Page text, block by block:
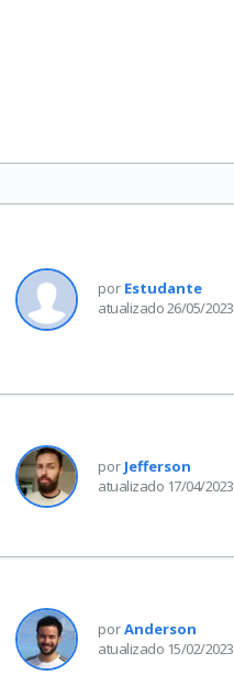
por Estudante
atualizado 26/05/2023
por Jefferson
atualizado 17/04/2023
porAnderson
atualizado 15/02/2023